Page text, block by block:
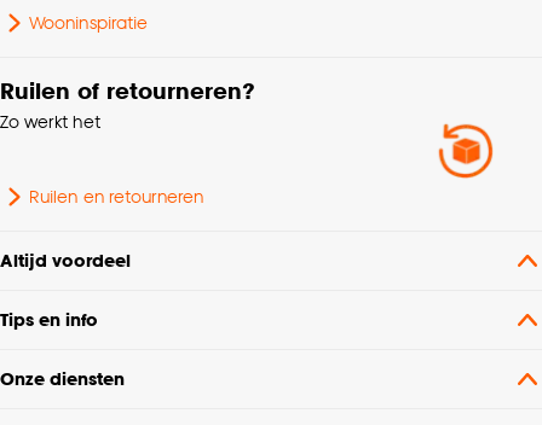
Gewicht
Wooninspiratie
Ruilen of retourneren?
Zo werkt het
Ruilen en retourneren
Altijd voordeel
Tips en info
Onze diensten